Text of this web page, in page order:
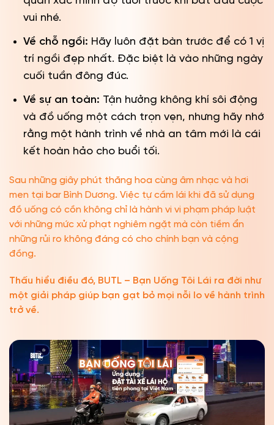
vui nhé.
Về chỗ ngồi: Hãy luôn đặt bàn trước để có 1 vị
trí ngồi đẹp nhất. Đặc biệt là vào những ngày
cuối tuần đông đúc.
Về sự an toàn: Tận hưởng không khí sôi động
và đồ uống một cách trọn vẹn, nhưng hãy nhớ
rằng một hành trình về nhà an tâm mới là cái
kết hoàn hảo cho buổi tối.
Sau những giây phút thăng hoa cùng âm nhạc và hơi
men tại bar Bình Dương. Việc tự cầm lái khi đã sử dụng
đồ uống có cồn không chỉ là hành vi vi phạm pháp luật
với những mức xử phạt nghiêm ngặt mà còn tiềm ẩn
những rủi ro không đáng có cho chính bạn và cộng
đồng.
Thấu hiểu điều đó, BUTL – Bạn Uống Tôi Lái ra đời như
một giải pháp giúp bạn gạt bỏ mọi nỗi lo về hành trình
trở về.